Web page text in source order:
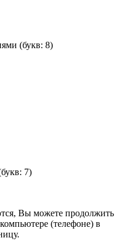
(букв: 8)
7)
Вы можете продолжить
(телефоне) в